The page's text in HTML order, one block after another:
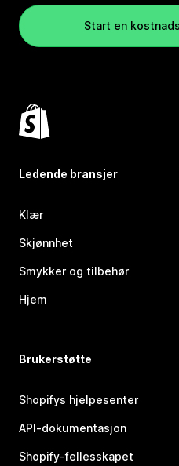
Start en
Ledende bransjer
Klær
Skjønnhet
Smykker og tilbehør
Hjem
Brukerstøtte
Shopifys hjelpesenter
API-dokumentasjon
Shopify-fellesskapet